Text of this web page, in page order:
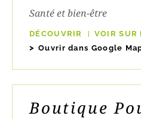
Santé et bien-être
DÉCOUVRIR
VOIR SUR
Ouvrir dans Google
Boutique